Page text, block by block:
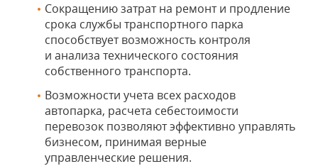
Сокращению затрат на ремонт и продление
срока службы транспортного парка
способствует возможность контроля
и анализа технического состояния
собственного транспорта.
Возможности учета всех расходов
автопарка, расчета себестоимости
перевозок позволяют эффективно управлять
бизнесом, принимая верные
управленческие решения.